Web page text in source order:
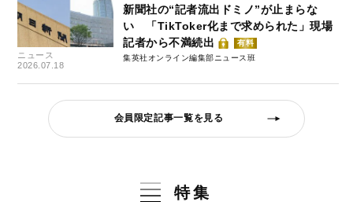
ニュース
2026.07.18
新聞社の“記者流出ドミノ”が止まらな
い 「TikToker化まで求められた」現場
記者から不満続出
有料
集英社オンライン編集部ニュース班
会員限定記事一覧を見る
特集